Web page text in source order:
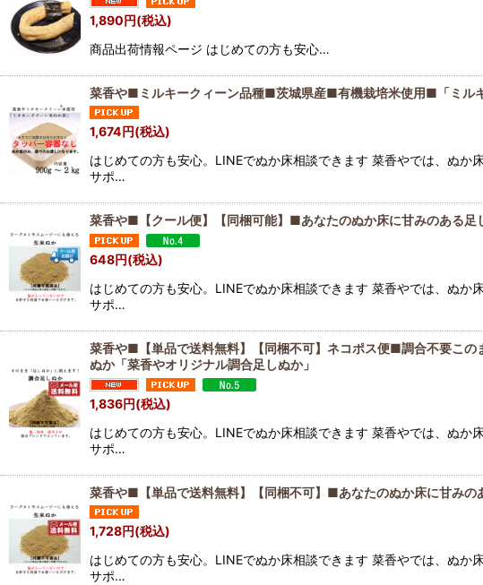
1,890円(税込)
商品出荷情報ページ はじめての方も安心…
菜香や■ミルキークィーン品種■茨城県産■有機栽培米使用■「ミル
1,674円(税込)
はじめての方も安心。LINEでぬか床相談できます 菜香やでは、ぬ
サポ…
菜香や■【クール便】【同梱可能】■あなたのぬか床に甘みのある
648円(税込)
はじめての方も安心。LINEでぬか床相談できます 菜香やでは、ぬ
サポ…
菜香や■【単品で送料無料】【同梱不可】ネコポス便■調合不要こ
ぬか「菜香やオリジナル調合足しぬか」
1,836円(税込)
はじめての方も安心。LINEでぬか床相談できます 菜香やでは、ぬ
サポ…
菜香や■【単品で送料無料】【同梱不可】■あなたのぬか床に甘み
1,728円(税込)
はじめての方も安心。LINEでぬか床相談できます 菜香やでは、ぬ
サポ…